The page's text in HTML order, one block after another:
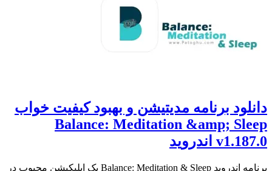
دانلود برنامه مدیتیشن و بهبود کیفیت خواب
Balance: Meditation &amp; Sleep
v1.187.0 اندروید
برنامه اندروید Balance: Meditation & Sleep یک اپلیکیشن محبوب در